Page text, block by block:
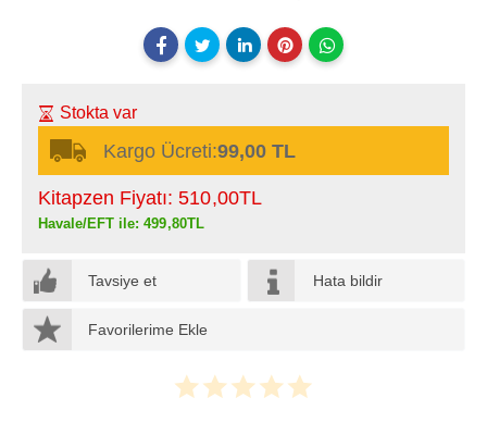
Stokta var
Kargo Ücreti:99,00 TL
Kitapzen Fiyatı: 510,00TL
Havale/EFT ile: 499,80TL
Tavsiye et Hata bildir
Favorilerime Ekle